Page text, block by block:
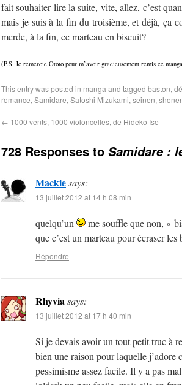
fait souhaiter lire la suite, vite, allez, c’est
mais je suis à la fin du troisième, et déjà, ça
merde, à la fin, ce marteau en biscuit?
(P.S. Je remercie Ototo pour m’avoir gracieusement remis ce
This entry was posted in manga and tagged baston,
romance, Samidare, Satoshi Mizukami, seinen,
← 1000 vents, 1000 violoncelles, de Hideko Ise
728 Responses to Samidare :
Mackiesays:
13 juillet 2012 at 14 h 08 min
quelqu’un
me souffle que non, «
que c’est un marteau pour écraser
Répondre
Rhyviasays:
13 juillet 2012 at 17 h 40 min
Si je devais avoir un tout petit truc à
bien une raison pour laquelle j’adore
pessimisme assez facile. Il y a pas